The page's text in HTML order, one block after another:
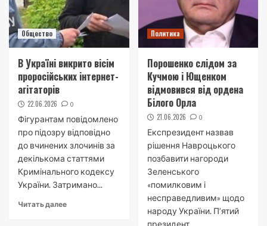
Общество
В Україні викрито вісім
проросійських інтернет-
агітаторів
22.06.2026 0
Фігурантам повідомлено
про підозру відповідно
до вчинених злочинів за
декількома статтями
Кримінального кодексу
України. Затримано...
Читать далее
Политика
Порошенко слідом за
Кучмою і Ющенком
відмовився від ордена
Білого Орла
21.06.2026 0
Експрезидент назвав
рішення Навроцького
позбавити нагороди
Зеленського
«помилковим і
несправедливим» щодо
народу України. П’ятий
президент...